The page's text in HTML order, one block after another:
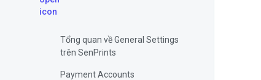
Tổng quan về General Settings
trên SenPrints
Payment Accounts